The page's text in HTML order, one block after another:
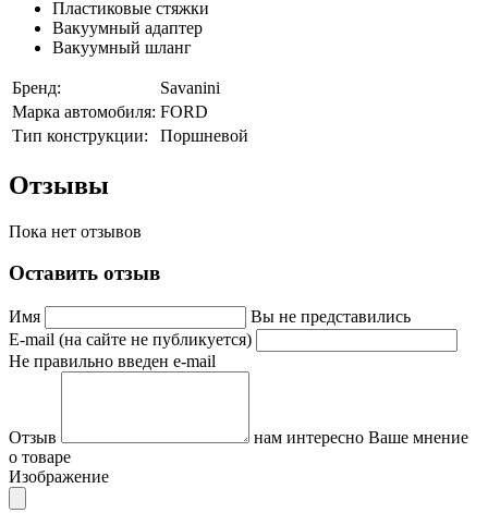
Пластиковые стяжки
Вакуумный адаптер
Вакуумный шланг
Бренд:
Savanini
Марка автомобиля: FORD
Тип конструкции:
Поршневой
Отзывы
Пока нет отзывов
Оставить отзыв
Имя
Вы не представились
E-mail (на сайте не публикуется)
Не правильно введен e-mail
Отзыв
нам интересно Ваше мнение
о товаре
Изображение